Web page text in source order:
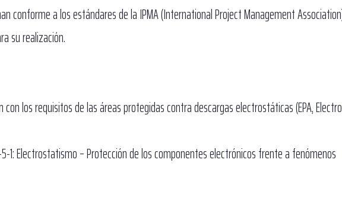
conforme a los estándares de la IPMA (International Project Management
su realización.
los requisitos de las áreas protegidas contra descargas electrostáticas (EPA,
1: Electrostatismo – Protección de los componentes electrónicos frente a fenómenos